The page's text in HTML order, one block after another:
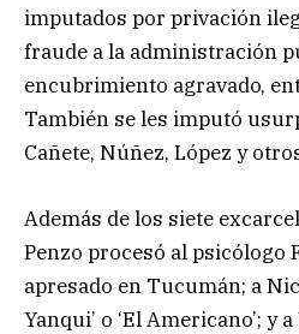
imputados por privación
fraude a la administración
encubrimiento agravado,
También se les imputó
Cañete, Núñez, López y
Además de los siete
Penzo procesó al psicólogo
apresado en Tucumán; a
Yanqui’ o ‘El Americano’; y